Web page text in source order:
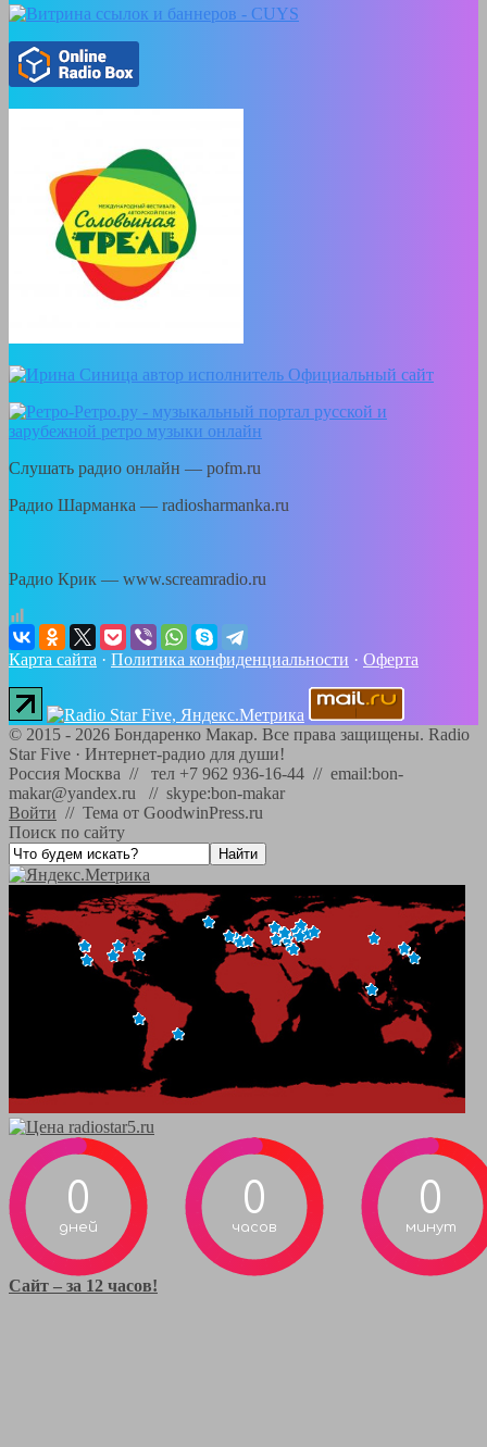
Слушать радио онлайн — pofm.ru
Радио Шарманка — radiosharmanka.ru
Радио Крик — www.screamradio.ru
Карта сайта · Политика конфиденциальности · Оферта
© 2015 - 2026 Бондаренко Макар. Все права защищены. Radio
Star Five · Интернет-радио для души!
Россия Москва // тел +7 962 936-16-44 // email:bon-
makar@yandex.ru // skype:bon-makar
Войти // Тема от GoodwinPress.ru
Поиск по сайту
0
дней
0
часов
0
минут
Сайт – за 12 часов!